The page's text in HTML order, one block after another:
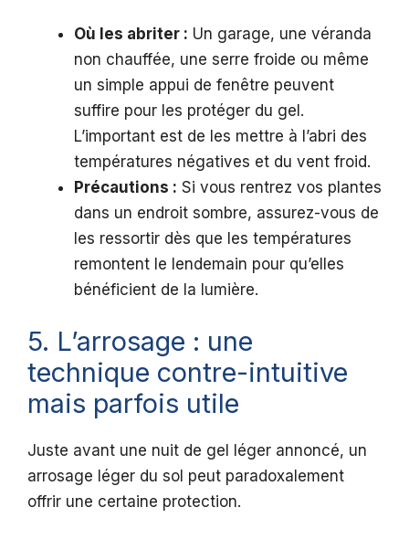
Où les abriter : Un garage, une véranda
non chauffée, une serre froide ou même
un simple appui de fenêtre peuvent
suffire pour les protéger du gel.
L’important est de les mettre à l’abri des
températures négatives et du vent froid.
Précautions : Si vous rentrez vos plantes
dans un endroit sombre, assurez-vous de
les ressortir dès que les températures
remontent le lendemain pour qu’elles
bénéficient de la lumière.
5. L’arrosage : une
technique contre-intuitive
mais parfois utile
Juste avant une nuit de gel léger annoncé, un
arrosage léger du sol peut paradoxalement
offrir une certaine protection.